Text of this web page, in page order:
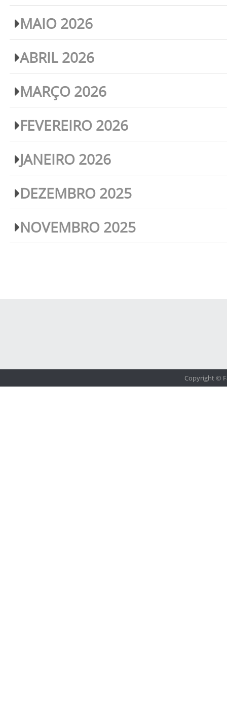
MAIO 2026
ABRIL 2026
MARÇO 2026
FEVEREIRO 2026
JANEIRO 2026
DEZEMBRO 2025
NOVEMBRO 2025
Copyright ©